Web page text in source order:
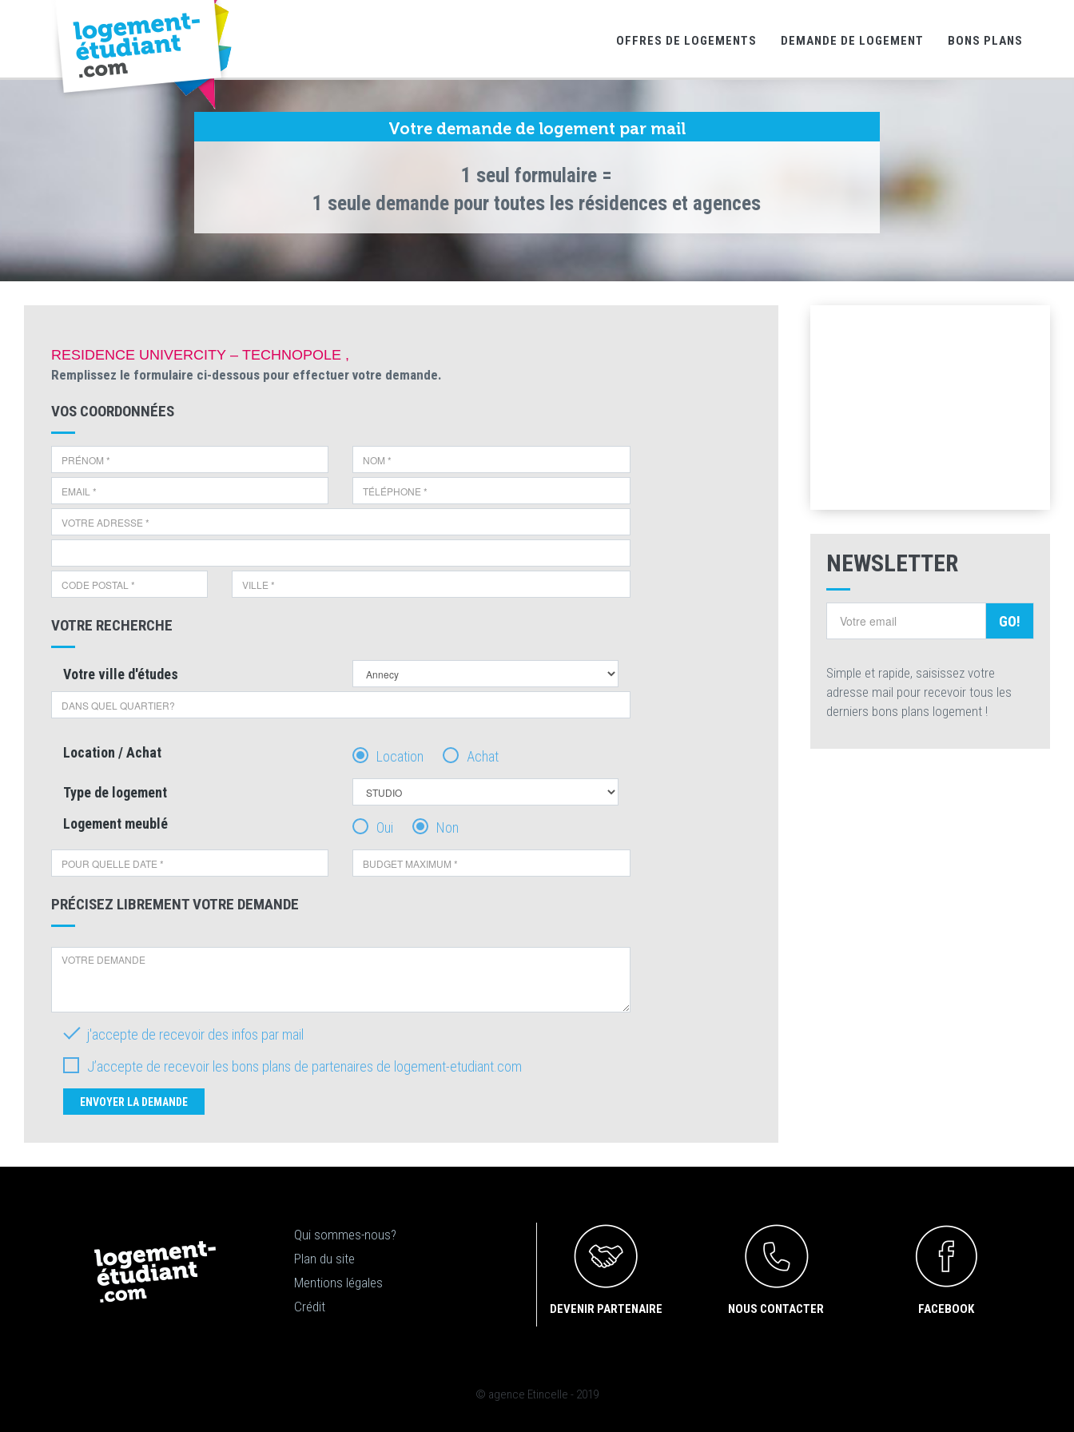
OFFRES DE LOGEMENTS DEMANDE DE LOGEMENT BONS PLANS
Votre demande de logement par mail
1 seul formulaire =
1 seule demande pour toutes les résidences et agences
NEWSLETTER
GO!
Simple et rapide, saisissez votre
adresse mail pour recevoir tous les
derniers bons plans logement !
RESIDENCE UNIVERCITY – TECHNOPOLE ,
Remplissez le formulaire ci-dessous pour effectuer votre demande.
VOS COORDONNÉES
VOTRE RECHERCHE
Votre ville d'études
Location / Achat Location Achat
Type de logement
Logement meublé
Oui Non
PRÉCISEZ LIBREMENT VOTRE DEMANDE
j'accepte de recevoir des infos par mail
J’accepte de recevoir les bons plans de partenaires de logement-etudiant.com
ENVOYER LA DEMANDE
Qui sommes-nous?
Plan du site
Mentions légales
Crédit
DEVENIR PARTENAIRE NOUS CONTACTER FACEBOOK
© agence Etincelle - 2019